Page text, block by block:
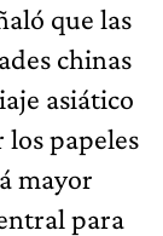
que las
chinas
asiático
papeles
mayor
para